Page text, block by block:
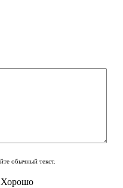
обычный текст.
Хорошо